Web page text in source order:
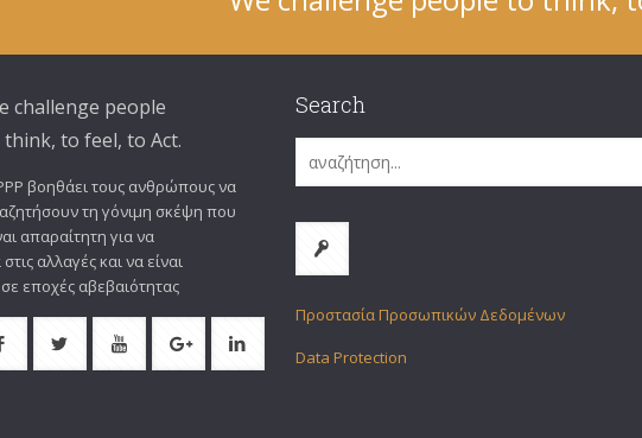
challenge people
to feel, to Act.
βοηθάει τους ανθρώπους να
τη γόνιμη σκέψη που
απαραίτητη για να
αλλαγές και να είναι
εποχές αβεβαιότητας
Search
Προστασία Προσωπικών Δεδομένων
Data Protection